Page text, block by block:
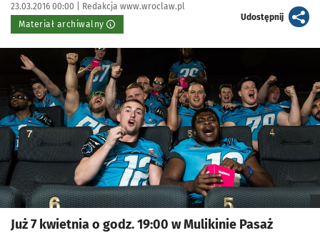
Data publikacji:
23.03.2016 00:00 | Autor:
Redakcja www.wroclaw.pl
Materiał archiwalny
Udostępnijartykuł
Kliknij, aby powiększyć
Już 7 kwietnia o godz. 19:00 w Mulikinie Pasaż